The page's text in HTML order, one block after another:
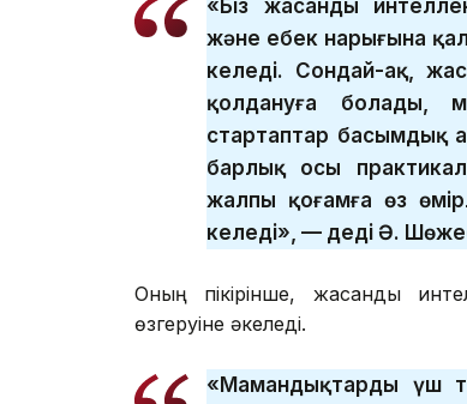
«Біз жасанды
және еңбек нарығына
келеді. Сондай-ақ,
қолдануға болады,
стартаптар басымдық
барлық осы
жалпы қоғамға өз
келеді», — деді Ә.
Оның пікірінше, жасанды
өзгеруіне әкеледі.
«Мамандықтардың үш